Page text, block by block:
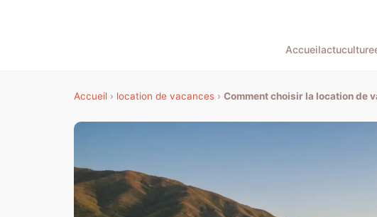
Accueilactuculture
Accueil › location de vacances › Comment choisir la location de